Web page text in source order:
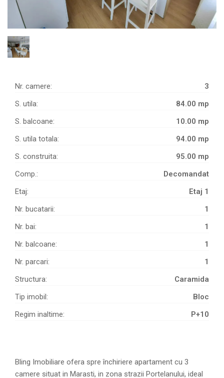
Nr. camere:
3
S. utila:
84.00 mp
S. balcoane:
10.00 mp
S. utila totala:
94.00 mp
S. construita:
95.00 mp
Comp.:
Decomandat
Etaj:
Etaj 1
Nr. bucatarii:
1
Nr. bai:
1
Nr. balcoane:
1
Nr. parcari:
1
Structura:
Caramida
Tip imobil:
Bloc
Regim inaltime:
P+10
Bling Imobiliare ofera spre închiriere apartament cu 3
camere situat in Marasti, in zona strazii Portelanului, ideal